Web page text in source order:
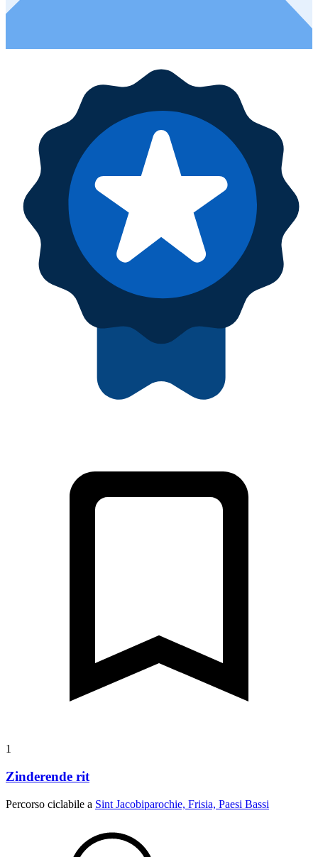
1
Zinderende rit
Percorso ciclabile a Sint Jacobiparochie, Frisia, Paesi Bassi